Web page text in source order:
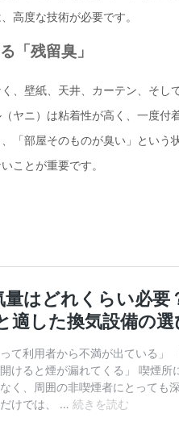
高度な技術が必要です。
「残留臭」
、壁紙、天井、カーテン、そ
ヤニ）は粘着性が高く、一度
「部屋そのものが臭い」とい
ことが重要です。